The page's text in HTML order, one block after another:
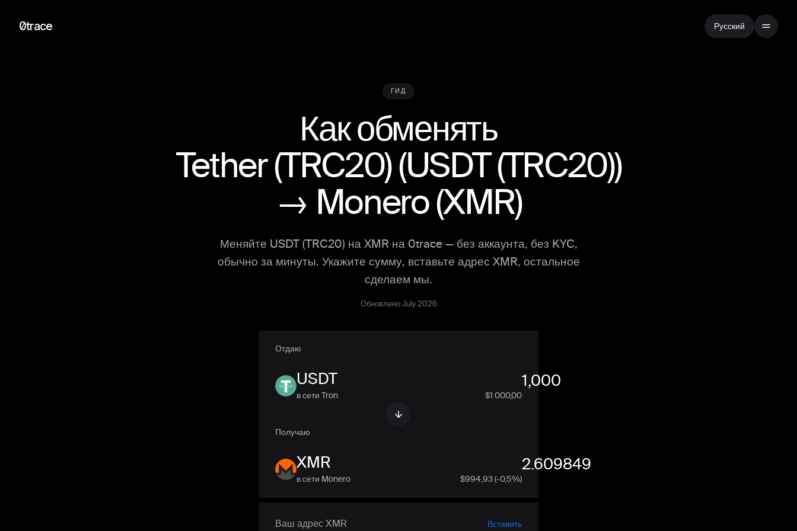
0trace Русский
ГИД
Как обменять
Tether (TRC20)(USDT (TRC20))
→ Monero(XMR)
Меняйте USDT (TRC20) на XMR на 0trace — без аккаунта, без KYC,
обычно за минуты. Укажите сумму, вставьте адрес XMR, остальное
сделаем мы.
Обновлено July 2026
Отдаю
USDT
в сети Tron $1 000,00
Получаю
XMR
в сети Monero $994,93(-0,5%)
Вставить